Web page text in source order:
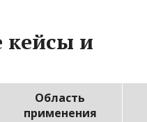
кейсы и
Область
применения